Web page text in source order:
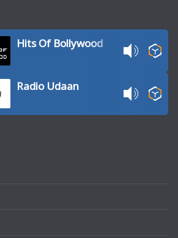
Hits Of Bollywood
Radio Udaan